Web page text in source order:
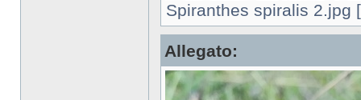
Spiranthes spiralis 2.jpg
Allegato: